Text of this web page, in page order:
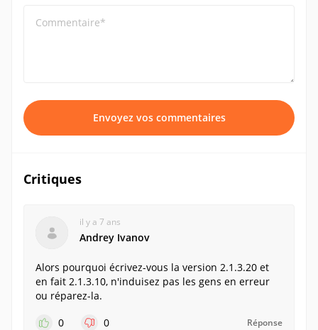
Commentaire*
Envoyez vos commentaires
Critiques
il y a 7 ans
Andrey Ivanov
Alors pourquoi écrivez-vous la version 2.1.3.20 et
en fait 2.1.3.10, n'induisez pas les gens en erreur
ou réparez-la.
0
0 Réponse